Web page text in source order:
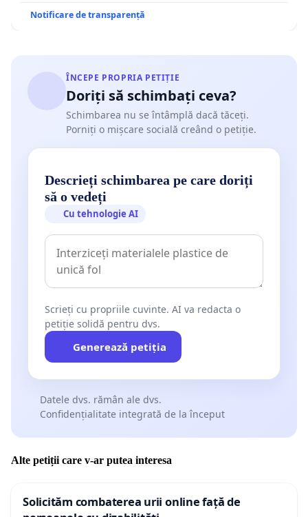
Notificare de transparență
ÎNCEPE PROPRIA PETIȚIE
Doriți să schimbați ceva?
Schimbarea nu se întâmplă dacă tăceți.
Porniți o mișcare socială creând o petiție.
Descrieți schimbarea pe care doriți
să o vedeți
Cu tehnologie AI
Scrieți cu propriile cuvinte. AI va redacta o
petiție solidă pentru dvs.
Generează petiția
Datele dvs. rămân ale dvs.
Confidențialitate integrată de la început
Alte petiții care v-ar putea interesa
Solicităm combaterea urii online față de